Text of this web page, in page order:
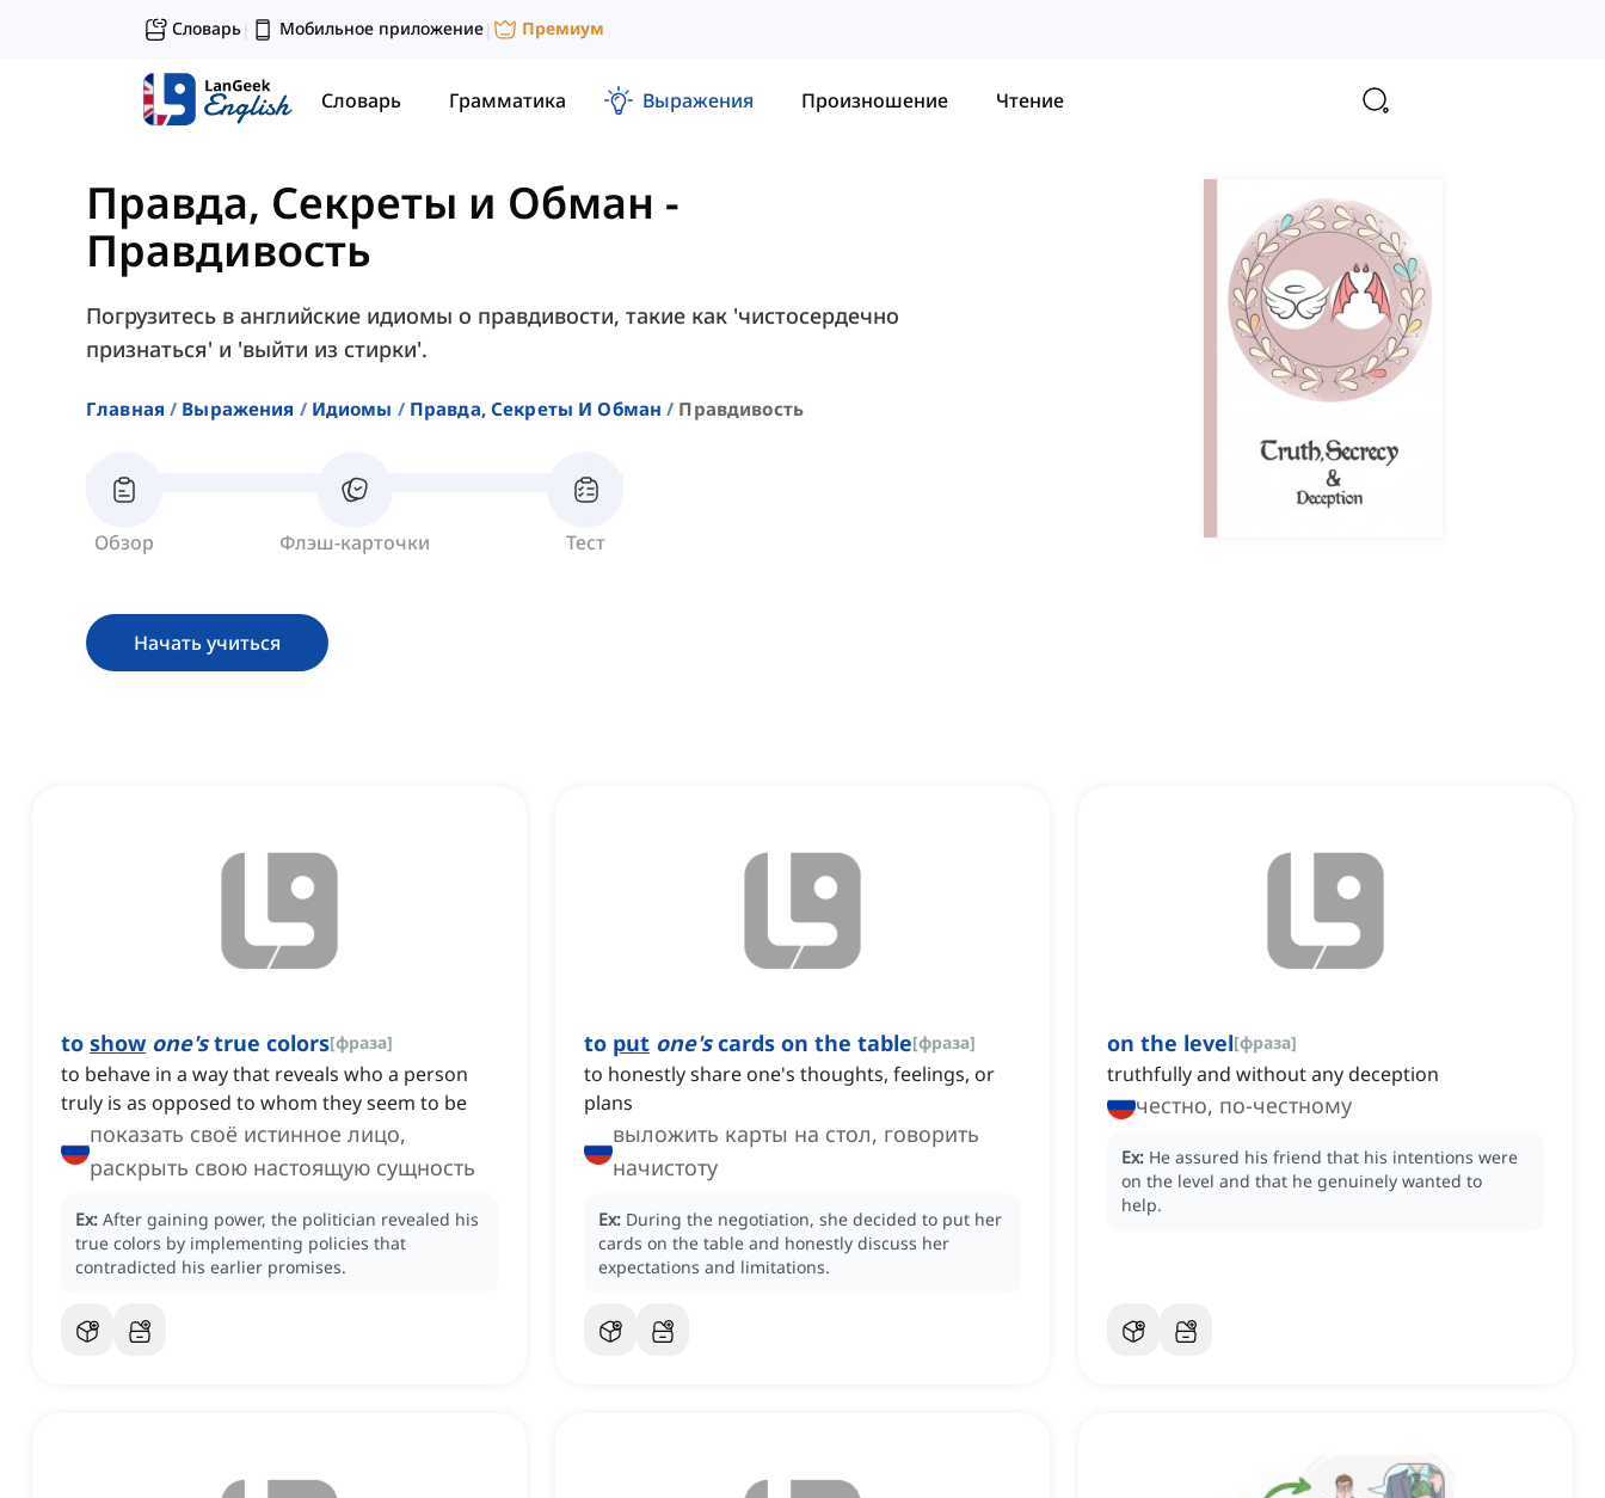
Словарь| Мобильное приложение| Премиум
Словарь Грамматика Выражения Произношение Чтение
Правда, Секреты и Обман -
Правдивость
Погрузитесь в английские идиомы о правдивости, такие как 'чистосердечно
признаться' и 'выйти из стирки'.
Главная Выражения Идиомы Правда, Секреты И Обман Правдивость
Обзор Флэш-карточки Тест
Начать учиться
to show one'strue colors[фраза]
to behave in a way that reveals who a person
truly is as opposed to whom they seem to be
показать своё истинное лицо,
раскрыть свою настоящую сущность
Ex: After gaining power, the politician revealed his
true colors by implementing policies that
contradicted his earlier promises.
to put one'scards on the table[фраза]
to honestly share one's thoughts, feelings, or
plans
выложить карты на стол, говорить
начистоту
Ex: During the negotiation, she decided to put her
cards on the table and honestly discuss her
expectations and limitations.
on the level[фраза]
truthfully and without any deception
честно, по-честному
Ex: He assured his friend that his intentions were
on the level and that he genuinely wanted to
help.